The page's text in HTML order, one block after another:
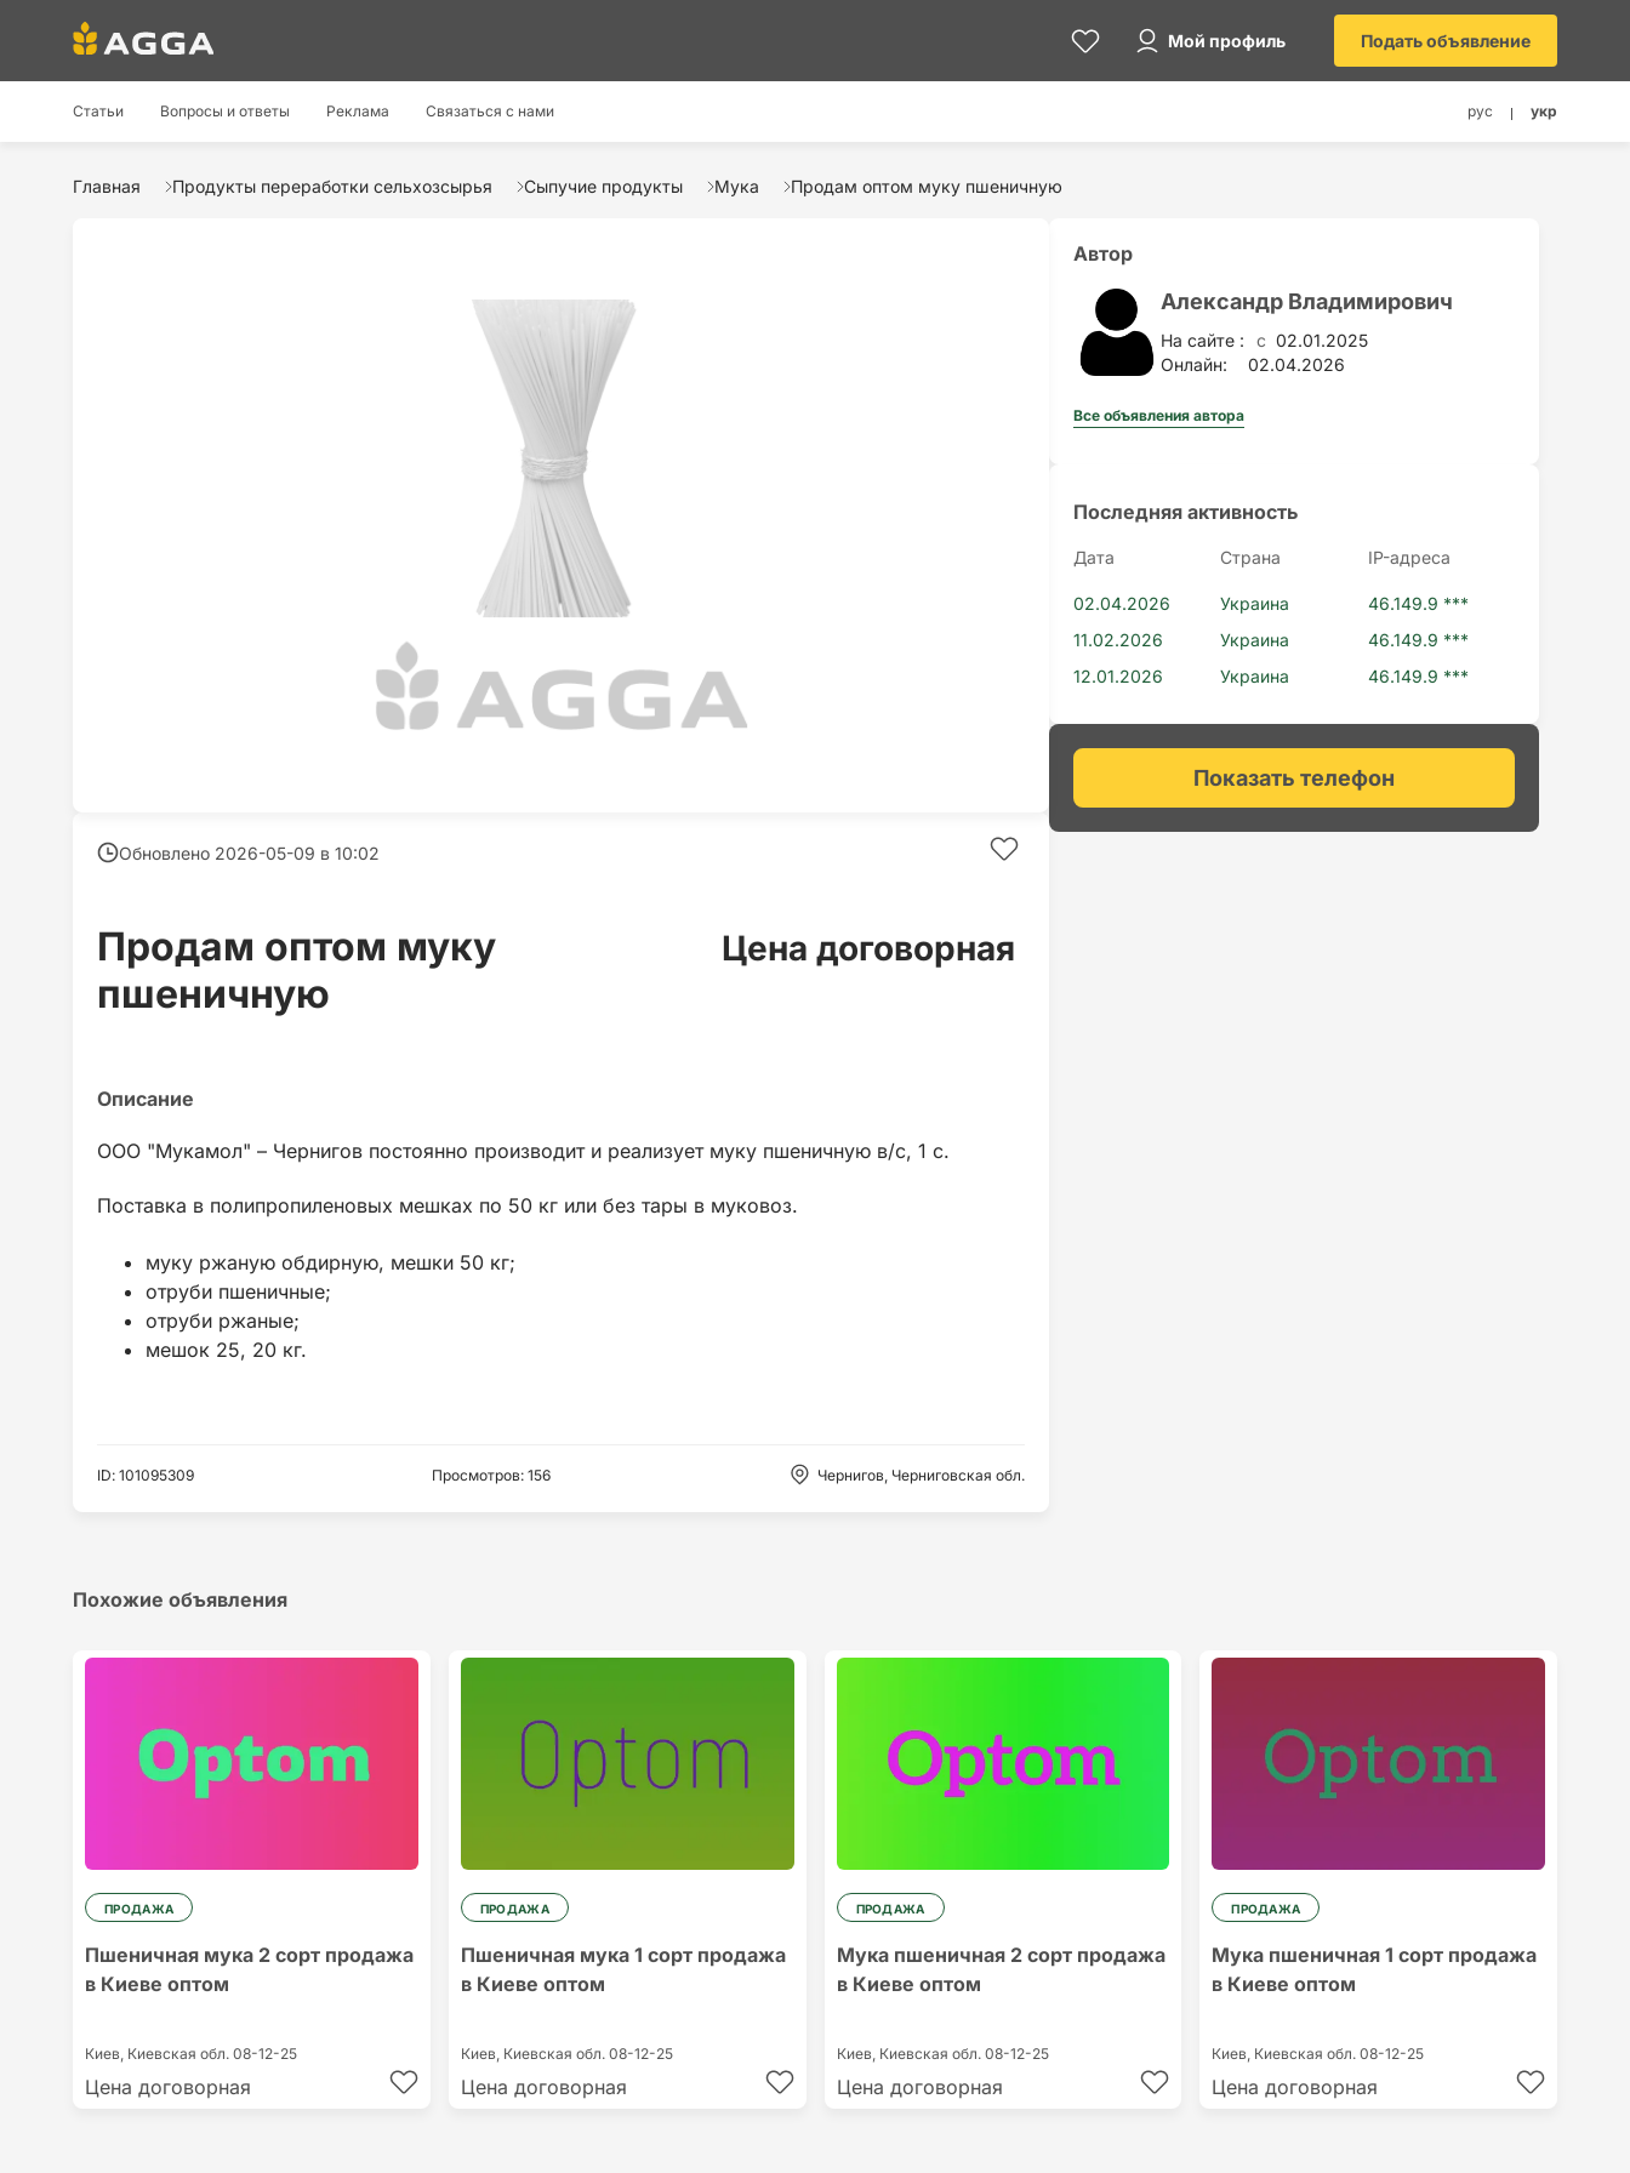
Мой профиль Подать объявление
Статьи Вопросы и ответы Реклама Связаться с нами рус укр
Главная Продукты переработки сельхозсырья Сыпучие продукты Мука Продам оптом муку пшеничную
Обновлено 2026-05-09 в 10:02
Продам оптом муку
пшеничную
Цена договорная
ООО "Мукамол" – Чернигов постоянно производит и реализует муку пшеничную в/с, 1 с.
Поставка в полипропиленовых мешках по 50 кг или без тары в муковоз.
муку ржаную обдирную, мешки 50 кг;
отруби пшеничные;
отруби ржаные;
мешок 25, 20 кг.
ID: 101095309 Просмотров: 156 Чернигов, Черниговская обл.
Автор
Александр Владимирович
На сайте : c 02.01.2025
Онлайн:
02.04.2026
Все объявления автора
Последняя активность
Дата Страна IP-адресa
02.04.2026 Украина
46.149.9 ***
11.02.2026
Украина
46.149.9 ***
12.01.2026
Украина 46.149.9 ***
Показать телефон
Похожие объявления
ПРОДАЖА
Пшеничная мука 2 сорт продажа
в Киеве оптом
Киев, Киевская обл. 08-12-25
Цена договорная
ПРОДАЖА
Пшеничная мука 1 сорт продажа
в Киеве оптом
Киев, Киевская обл. 08-12-25
Цена договорная
ПРОДАЖА
Мука пшеничная 2 сорт продажа
в Киеве оптом
Киев, Киевская обл. 08-12-25
Цена договорная
ПРОДАЖА
Мука пшеничная 1 сорт продажа
в Киеве оптом
Киев, Киевская обл.08-12-25
Цена договорная